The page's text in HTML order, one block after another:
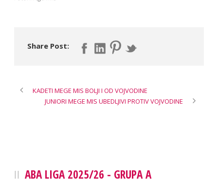
Share Post:
KADETI MEGE MIS BOLJI I OD VOJVODINE
JUNIORI MEGE MIS UBEDLJIVI PROTIV VOJVODINE
ABA LIGA 2025/26 - GRUPA A